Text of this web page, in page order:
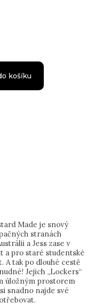
košíku
Made je snový
stranách
a Jess zase v
a pro staré studentské
A tak po dlouhé cestě
Jejich „Lockers“
úložným prostorem
snadno najde své